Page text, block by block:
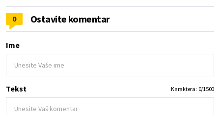
0 Ostavite komentar
Ime
Tekst Karaktera: 0/1500